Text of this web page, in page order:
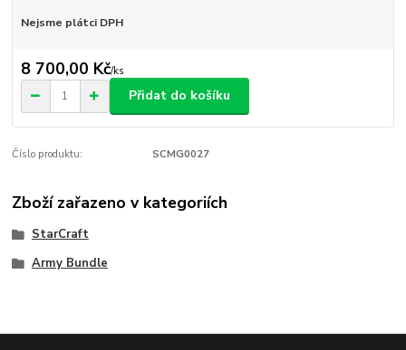
Nejsme plátci DPH
8 700,00 Kč/ks
Přidat do košíku
Číslo produktu: SCMG0027
Zboží zařazeno v kategoriích
StarCraft
Army Bundle